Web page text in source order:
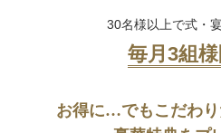
30名様以上で式・
毎月3組様
お得に…でもこだわ